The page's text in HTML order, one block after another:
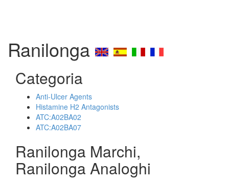
Ranilonga
Categoria
Anti-Ulcer Agents
Histamine H2 Antagonists
ATC:A02BA02
ATC:A02BA07
Ranilonga Marchi,
Ranilonga Analoghi